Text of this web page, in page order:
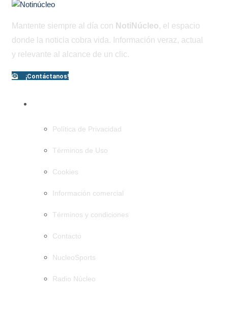
Mantente siempre al día con NotiNúcleo, el espacio
donde la noticia cobra vida. Información veraz, actual
y relevante al alcance de un clic.
¡Contáctanos!
Política de Privacidad
Términos de Uso
Cookies
Información comercial
Términos y condiciones
Contacto
NucleoSports
Radio Núcleo